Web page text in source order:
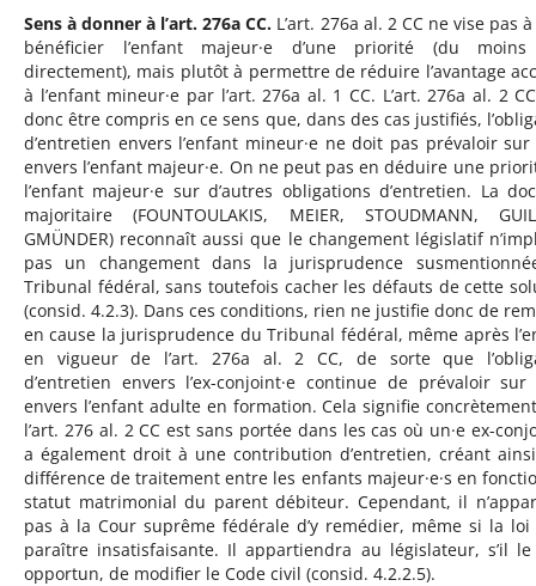
Sens à donner à l’art. 276a CC. L’art. 276a al. 2 CC ne vise pas
bénéficier l’enfant majeur·e d’une priorité (du
directement), mais plutôt à permettre de réduire l’avantage
à l’enfant mineur·e par l’art. 276a al. 1 CC. L’art. 276a al. 2
donc être compris en ce sens que, dans des cas justifiés,
d’entretien envers l’enfant mineur·e ne doit pas prévaloir sur
envers l’enfant majeur·e. On ne peut pas en déduire une
l’enfant majeur·e sur d’autres obligations d’entretien. La
majoritaire (FOUNTOULAKIS, MEIER, STOUDMANN,
GMÜNDER) reconnaît aussi que le changement législatif
pas un changement dans la jurisprudence
Tribunal fédéral, sans toutefois cacher les défauts de cette
(consid. 4.2.3). Dans ces conditions, rien ne justifie donc de
en cause la jurisprudence du Tribunal fédéral, même après
en vigueur de l’art. 276a al. 2 CC, de sorte que
d’entretien envers l’ex-conjoint·e continue de prévaloir sur
envers l’enfant adulte en formation. Cela signifie
l’art. 276 al. 2 CC est sans portée dans les cas où un·e ex-
a également droit à une contribution d’entretien, créant
différence de traitement entre les enfants majeur·e·s en
statut matrimonial du parent débiteur. Cependant, il
pas à la Cour suprême fédérale d’y remédier, même si la
paraître insatisfaisante. Il appartiendra au législateur, s’il
opportun, de modifier le Code civil (consid. 4.2.2.5).